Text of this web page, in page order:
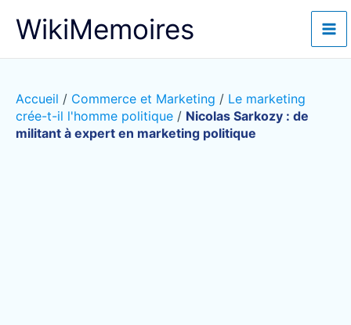
WikiMemoires
Accueil / Commerce et Marketing / Le marketing
crée-t-il l'homme politique / Nicolas Sarkozy : de
militant à expert en marketing politique